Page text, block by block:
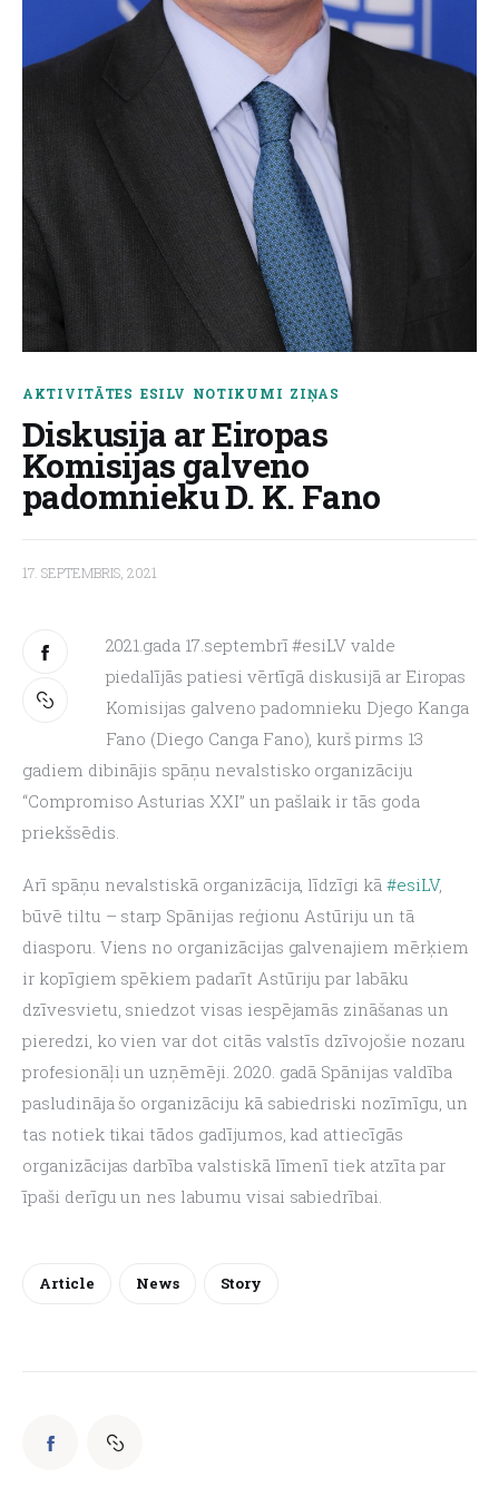
About us
AKTIVITĀTES ESILV NOTIKUMI ZIŅAS
Diskusija ar Eiropas
Komisijas galveno
padomnieku D. K. Fano
17. SEPTEMBRIS, 2021
2021.gada 17.septembrī #esiLV valde
piedalījās patiesi vērtīgā diskusijā ar Eiropas
Komisijas galveno padomnieku Djego Kanga
Fano (Diego Canga Fano), kurš pirms 13
gadiem dibinājis spāņu nevalstisko organizāciju
“Compromiso Asturias XXI” un pašlaik ir tās goda
priekšsēdis.
Arī spāņu nevalstiskā organizācija, līdzīgi kā #esiLV,
būvē tiltu – starp Spānijas reģionu Astūriju un tā
diasporu. Viens no organizācijas galvenajiem mērķiem
ir kopīgiem spēkiem padarīt Astūriju par labāku
dzīvesvietu, sniedzot visas iespējamās zināšanas un
pieredzi, ko vien var dot citās valstīs dzīvojošie nozaru
profesionāļi un uzņēmēji. 2020. gadā Spānijas valdība
pasludināja šo organizāciju kā sabiedriski nozīmīgu, un
tas notiek tikai tādos gadījumos, kad attiecīgās
organizācijas darbība valstiskā līmenī tiek atzīta par
īpaši derīgu un nes labumu visai sabiedrībai.
Article News Story